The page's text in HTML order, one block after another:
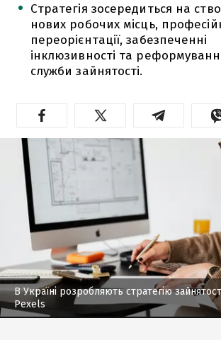
Стратегія зосередиться на
нових робочих місць,
переорієнтації, забезпеченні
інклюзивності та
служби зайнятості.
В Україні розробляють стратегію
Pexels